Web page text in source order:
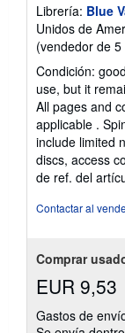
Librería: Blue
Unidos de
(vendedor de
Condición:
use, but it
All pages and
applicable .
include limited
discs, access
de ref. del
Contactar al
Comprar
EUR 9,53
Gastos de